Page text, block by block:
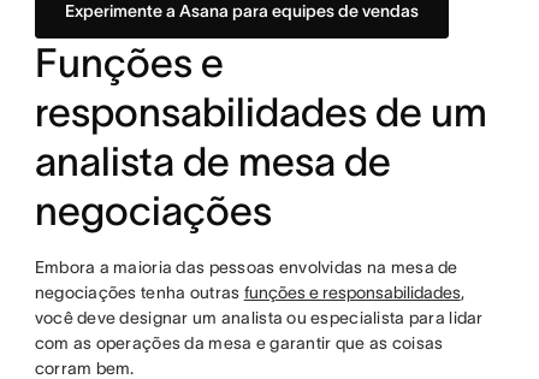
Experimente a Asana para equipes de vendas
Funções e
responsabilidades de um
analista de mesa de
negociações
Embora a maioria das pessoas envolvidas na mesa de
negociações tenha outras funções e responsabilidades,
você deve designar um analista ou especialista para lidar
com as operações da mesa e garantir que as coisas
corram bem.